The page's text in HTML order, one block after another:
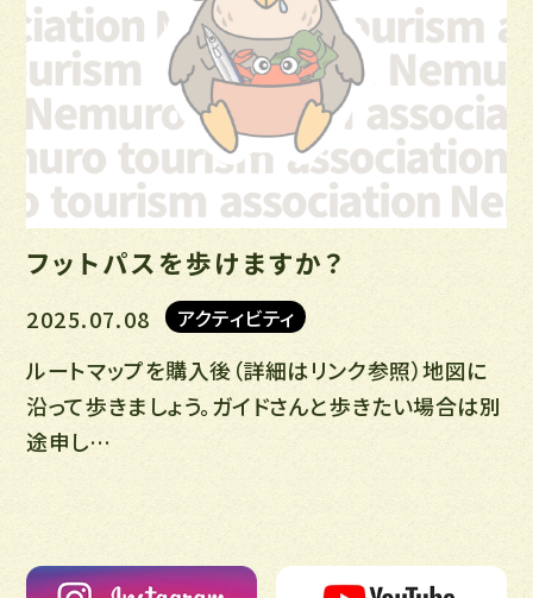
フットパスを歩けますか？
2025.07.08 アクティビティ
ルートマップを購入後（詳細はリンク参照）地図に
沿って歩きましょう。ガイドさんと歩きたい場合は別
途申し…